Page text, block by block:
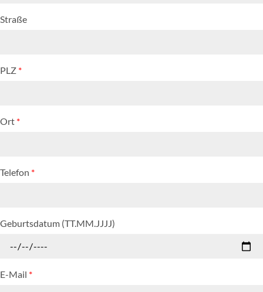
Straße
PLZ *
Ort *
Telefon *
Geburtsdatum (TT.MM.JJJJ)
E-Mail *